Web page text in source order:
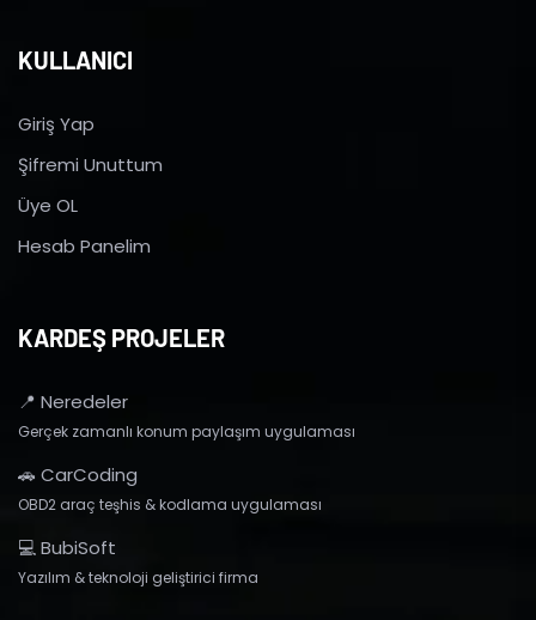
KULLANICI
Giriş Yap
Şifremi Unuttum
Üye OL
Hesab Panelim
KARDEŞ PROJELER
📍 Neredeler
Gerçek zamanlı konum paylaşım uygulaması
🚗 CarCoding
OBD2 araç teşhis & kodlama uygulaması
💻 BubiSoft
Yazılım & teknoloji geliştirici firma